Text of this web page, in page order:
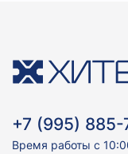
+7 (995)
Время работы с